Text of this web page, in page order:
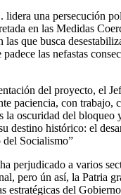
una persecución
en las Medidas
que busca
las nefastas
del proyecto, el
paciencia, con trabajo,
la oscuridad del bloqueo
destino histórico: el
del Socialismo”
perjudicado a varios
pero ún así, la Patria
estratégicas del